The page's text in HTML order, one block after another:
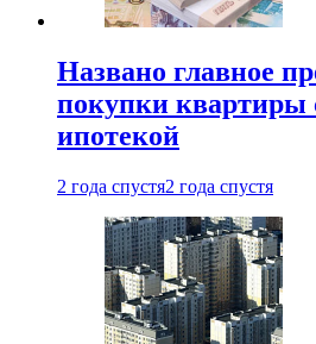
Названо главное
покупки квартиры
ипотекой
2 года спустя2 года спустя